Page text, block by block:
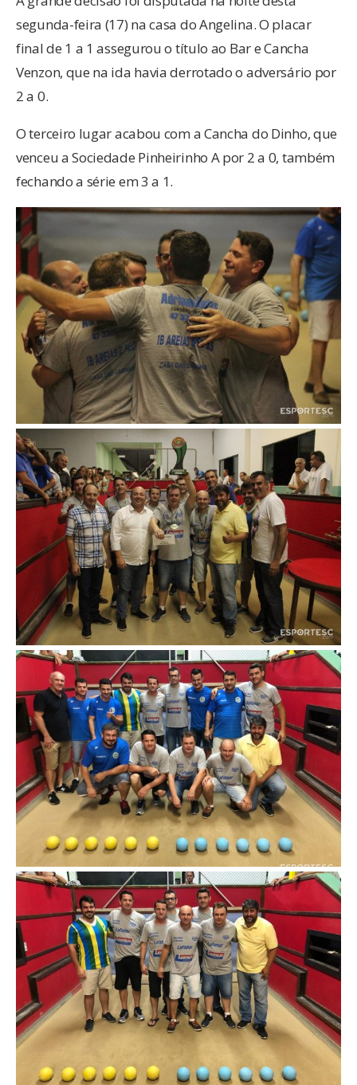
segunda-feira (17) na casa do Angelina. O placar
final de 1 a 1 assegurou o título ao Bar e Cancha
Venzon, que na ida havia derrotado o adversário por
2 a 0.
O terceiro lugar acabou com a Cancha do Dinho, que
venceu a Sociedade Pinheirinho A por 2 a 0, também
fechando a série em 3 a 1.